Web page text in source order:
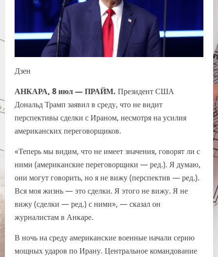
Дзен
АНКАРА, 8 июл — ПРАЙМ. Президент США
Дональд Трамп заявил в среду, что не видит
перспективы сделки с Ираном, несмотря на усилия
американских переговорщиков.
«Теперь мы видим, что не имеет значения, говорят ли с
ними (американские переговорщики — ред.). Я думаю,
они могут говорить, но я не вижу (перспектив — ред.).
Вся моя жизнь — это сделки. Я этого не вижу. Я не
вижу (сделки — ред.) с ними», — сказал он
журналистам в Анкаре.
В ночь на среду американские военные начали серию
мощных ударов по Ирану. Центральное командование